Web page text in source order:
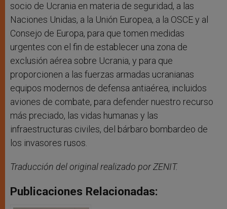
socio de Ucrania en materia de seguridad, a las
Naciones Unidas, a la Unión Europea, a la OSCE y al
Consejo de Europa, para que tomen medidas
urgentes con el fin de establecer una zona de
exclusión aérea sobre Ucrania, y para que
proporcionen a las fuerzas armadas ucranianas
equipos modernos de defensa antiaérea, incluidos
aviones de combate, para defender nuestro recurso
más preciado, las vidas humanas y las
infraestructuras civiles, del bárbaro bombardeo de
los invasores rusos.
Traducción del original realizado por ZENIT.
Publicaciones Relacionadas: